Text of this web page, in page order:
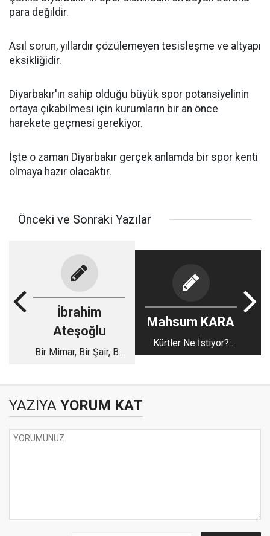
para değildir.
Asıl sorun, yıllardır çözülemeyen tesisleşme ve altyapı
eksikliğidir.
Diyarbakır'ın sahip olduğu büyük spor potansiyelinin
ortaya çıkabilmesi için kurumların bir an önce
harekete geçmesi gerekiyor.
İşte o zaman Diyarbakır gerçek anlamda bir spor kenti
olmaya hazır olacaktır.
Önceki ve Sonraki Yazılar
İbrahim
Ateşoğlu
Bir Mimar, Bir Şair, Bir
Mahsum KARA
Kürtler Ne İstiyor?
Demokratik Toplum
YAZIYA YORUM KAT